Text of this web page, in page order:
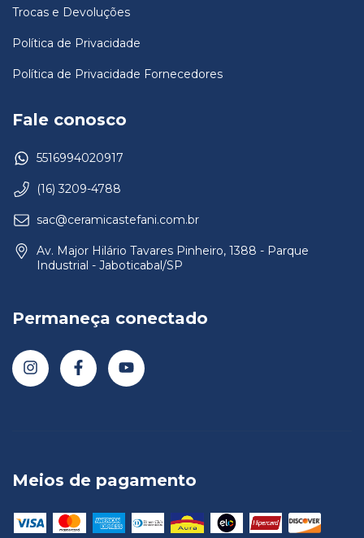
Trocas e Devoluções
Política de Privacidade
Política de Privacidade Fornecedores
Fale conosco
5516994020917
(16) 3209-4788
sac@ceramicastefani.com.br
Av. Major Hilário Tavares Pinheiro, 1388 - Parque
Industrial - Jaboticabal/SP
Permaneça conectado
Meios de pagamento